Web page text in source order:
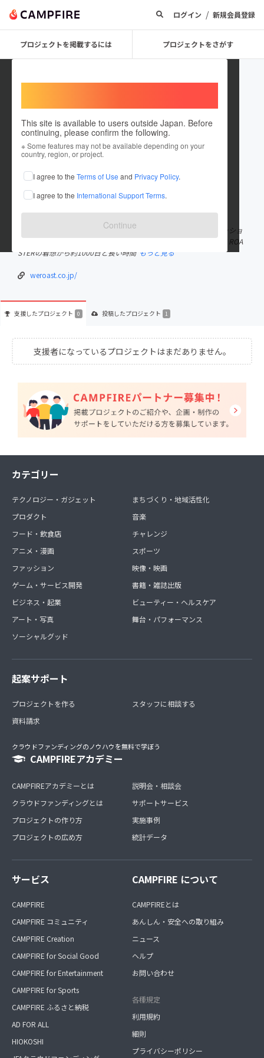
ログイン / 新規会員登録
プロジェクトを掲載するには プロジェクトをさがす
This site is available to users outside Japan. Before
continuing, please confirm the following.
※ Some features may not be available depending on your
country, region, or project.
I agree to the Terms of Use and Privacy Policy.
I agree to the International Support Terms.
Continue
weroast
これまでに1件のプロジェクトを投稿しています
在住国：日本 現在地：神奈川県
出身国：日本 出身地：神奈川県
私たちは「スペシャルなコーヒーを、楽しもう。」がブランドミッショ
ンのコーヒーブランド・weroast（ウィーロースト）です。HOME ROA
STERの着想から約1000日と長い時間 もっと見る
weroast.co.jp/
支援したプロジェクト 0 投稿したプロジェクト 1
支援者になっているプロジェクトはまだありません。
カテゴリー
テクノロジー・ガジェット
プロダクト
フード・飲食店
アニメ・漫画
ファッション
ゲーム・サービス開発
ビジネス・起業
アート・写真
ソーシャルグッド
まちづくり・地域活性化
音楽
チャレンジ
スポーツ
映像・映画
書籍・雑誌出版
ビューティー・ヘルスケア
舞台・パフォーマンス
起案サポート
プロジェクトを作る
資料請求
スタッフに相談する
クラウドファンディングのノウハウを無料で学ぼう
CAMPFIREアカデミー
CAMPFIREアカデミーとは
クラウドファンディングとは
プロジェクトの作り方
プロジェクトの広め方
説明会・相談会
サポートサービス
実施事例
統計データ
サービス
CAMPFIRE
CAMPFIRE コミュニティ
CAMPFIRE Creation
CAMPFIRE for Social Good
CAMPFIRE for Entertainment
CAMPFIRE for Sports
CAMPFIRE ふるさと納税
AD FOR ALL
HIOKOSHI
CAMPFIRE について
CAMPFIREとは
あんしん・安全への取り組み
ニュース
ヘルプ
お問い合わせ
各種規定
利用規約
細則
プライバシーポリシー